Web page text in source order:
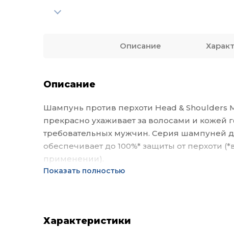
Описание
Описание
Шампунь против перхоти Head & Shoulders
прекрасно ухаживает за волосами и
требовательных мужчин. Серия шампуней
обеспечивает до 100%* защиты от
применении).
Показать полностью
Характеристики